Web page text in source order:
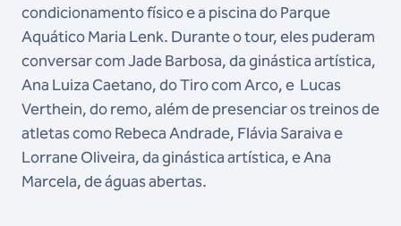
condicionamento físico e a piscina do Parque
Aquático Maria Lenk. Durante o tour, eles puderam
conversar com Jade Barbosa, da ginástica artística,
Ana Luiza Caetano, do Tiro com Arco, e Lucas
Verthein, do remo, além de presenciar os treinos de
atletas como Rebeca Andrade, Flávia Saraiva e
Lorrane Oliveira, da ginástica artística, e Ana
Marcela, de águas abertas.